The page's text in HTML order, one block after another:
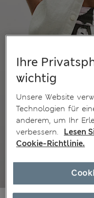
Ihre
wichtig
Unsere Website
Technologien für
anderem, um Ihr
verbessern.
Lesen
Cookie-Richtlinie.